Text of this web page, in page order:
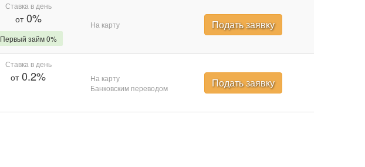
Ставка в день
от0%
Первый займ 0%
На карту Подать заявку
Ставка в день
от0.2%
На карту
Банковским переводом
Подать заявку